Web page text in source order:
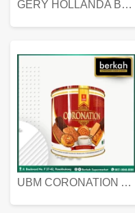
GERY HOLLANDA BUTTER COOKIES 450 GRAM
UBM CORONATION ASSORTED BISKUIT KALENG 450 GRAM